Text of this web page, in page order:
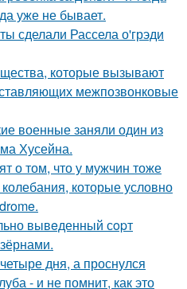
уже не бывает.
сделали Рассела о'грэди
которые вызывают
межпозвонковые
военные заняли один из
Хусейна.
о том, что у мужчин тоже
которые условно
вывeденный сopт
дня, а проснулся
- и не помнит, как это